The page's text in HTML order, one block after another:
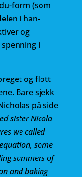
form (som
i han-
og
i
og flott
Bare sjekk
på side
sister Nicola
we called
some
summers of
and baking